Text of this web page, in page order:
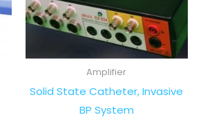
Amplifier
Solid State Catheter, Invasive
BP System